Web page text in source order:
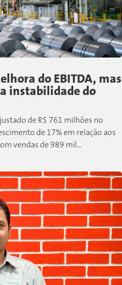
do EBITDA, mas
instabilidade do
de R$ 761 milhões no
de 17% em relação aos
vendas de 989 mil...